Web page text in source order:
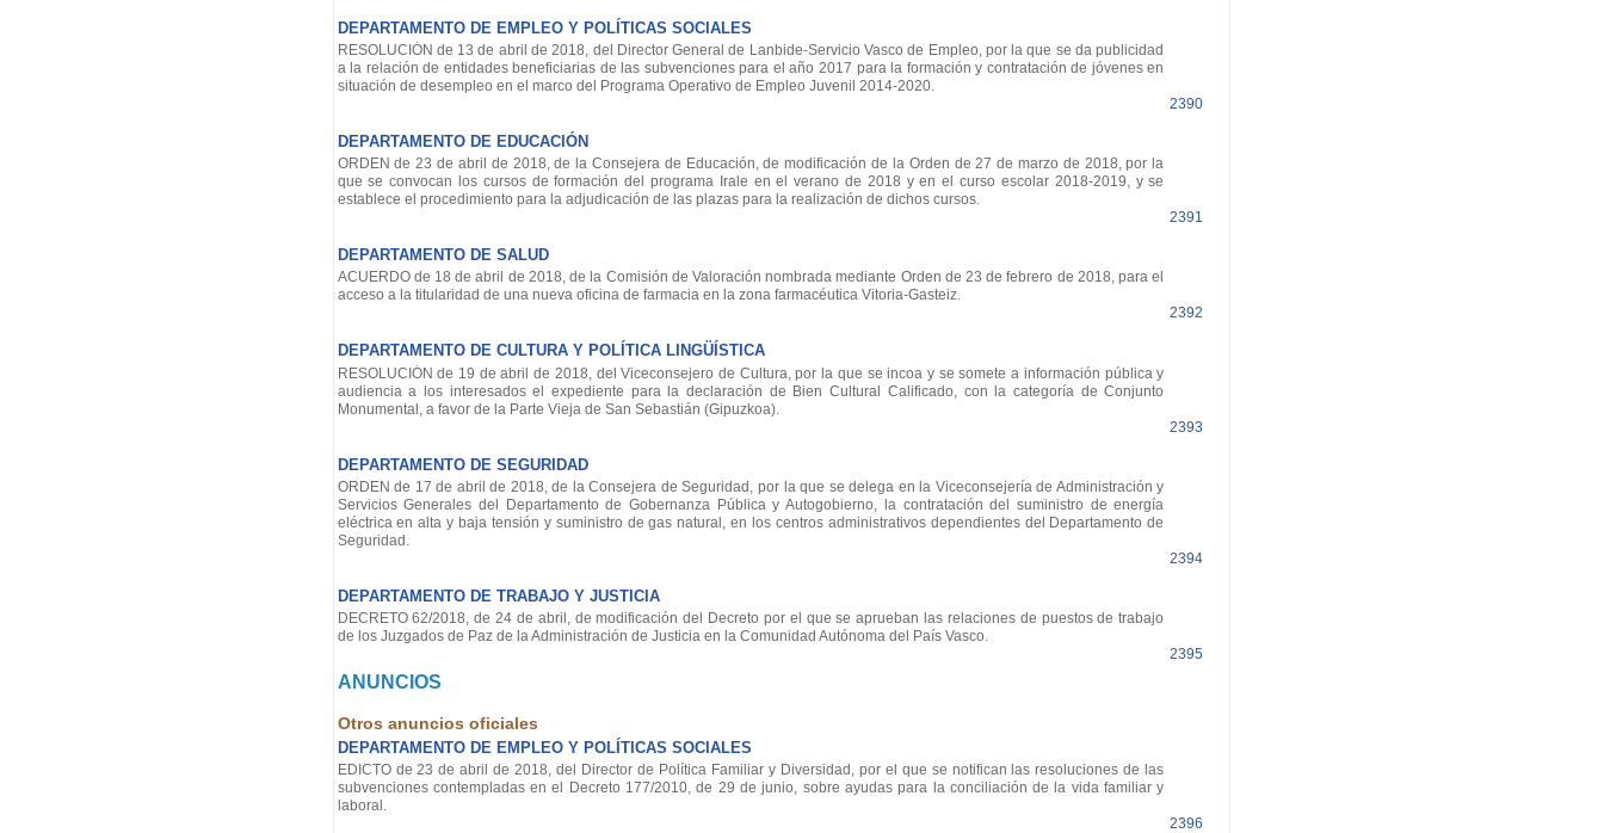
DEPARTAMENTO DE EMPLEO Y POLÍTICAS SOCIALES
RESOLUCIÓN de 13 de abril de 2018, del Director General de Lanbide-Servicio Vasco de Empleo, por la que se da publicidad
a la relación de entidades beneficiarias de las subvenciones para el año 2017 para la formación y contratación de jóvenes en
situación de desempleo en el marco del Programa Operativo de Empleo Juvenil 2014-2020.
2390
DEPARTAMENTO DE EDUCACIÓN
ORDEN de 23 de abril de 2018, de la Consejera de Educación, de modificación de la Orden de 27 de marzo de 2018, por la
que se convocan los cursos de formación del programa Irale en el verano de 2018 y en el curso escolar 2018-2019, y se
establece el procedimiento para la adjudicación de las plazas para la realización de dichos cursos.
2391
DEPARTAMENTO DE SALUD
ACUERDO de 18 de abril de 2018, de la Comisión de Valoración nombrada mediante Orden de 23 de febrero de 2018, para el
acceso a la titularidad de una nueva oficina de farmacia en la zona farmacéutica Vitoria-Gasteiz.
2392
DEPARTAMENTO DE CULTURA Y POLÍTICA LINGÜÍSTICA
RESOLUCIÓN de 19 de abril de 2018, del Viceconsejero de Cultura, por la que se incoa y se somete a información pública y
audiencia a los interesados el expediente para la declaración de Bien Cultural Calificado, con la categoría de Conjunto
Monumental, a favor de la Parte Vieja de San Sebastián (Gipuzkoa).
2393
DEPARTAMENTO DE SEGURIDAD
ORDEN de 17 de abril de 2018, de la Consejera de Seguridad, por la que se delega en la Viceconsejería de Administración y
Servicios Generales del Departamento de Gobernanza Pública y Autogobierno, la contratación del suministro de energía
eléctrica en alta y baja tensión y suministro de gas natural, en los centros administrativos dependientes del Departamento de
Seguridad.
2394
DEPARTAMENTO DE TRABAJO Y JUSTICIA
DECRETO 62/2018, de 24 de abril, de modificación del Decreto por el que se aprueban las relaciones de puestos de trabajo
de los Juzgados de Paz de la Administración de Justicia en la Comunidad Autónoma del País Vasco.
2395
ANUNCIOS
Otros anuncios oficiales
DEPARTAMENTO DE EMPLEO Y POLÍTICAS SOCIALES
EDICTO de 23 de abril de 2018, del Director de Política Familiar y Diversidad, por el que se notifican las resoluciones de las
subvenciones contempladas en el Decreto 177/2010, de 29 de junio, sobre ayudas para la conciliación de la vida familiar y
laboral.
2396